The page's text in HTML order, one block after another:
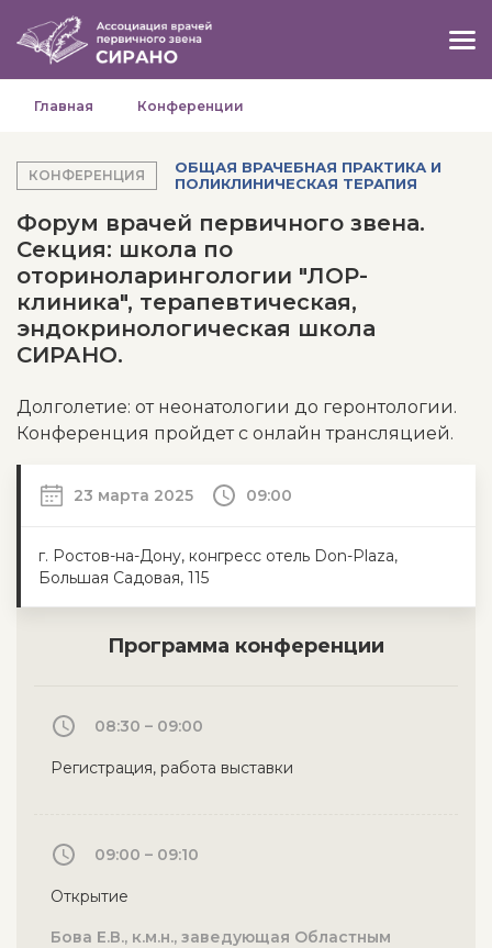
Главная Конференции
КОНФЕРЕНЦИЯ
ОБЩАЯ ВРАЧЕБНАЯ ПРАКТИКА И
ПОЛИКЛИНИЧЕСКАЯ ТЕРАПИЯ
Форум врачей первичного звена.
Секция: школа по
оториноларингологии "ЛОР-
клиника", терапевтическая,
эндокринологическая школа
СИРАНО.
Долголетие: от неонатологии до геронтологии.
Конференция пройдет с онлайн трансляцией.
23 марта 2025 09:00
г. Ростов-на-Дону, конгресс отель Don-Plaza,
Большая Садовая, 115
Программа конференции
08:30 – 09:00
Регистрация, работа выставки
09:00 – 09:10
Открытие
Бова Е.В., к.м.н., заведующая Областным